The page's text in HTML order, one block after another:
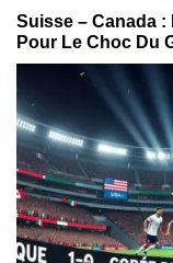
Suisse – Canada
Pour Le Choc Du